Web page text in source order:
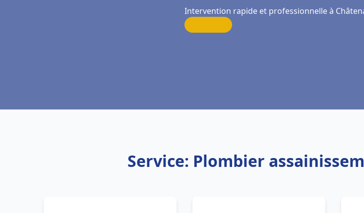
Intervention rapide et professionnelle à
Service: Plombier